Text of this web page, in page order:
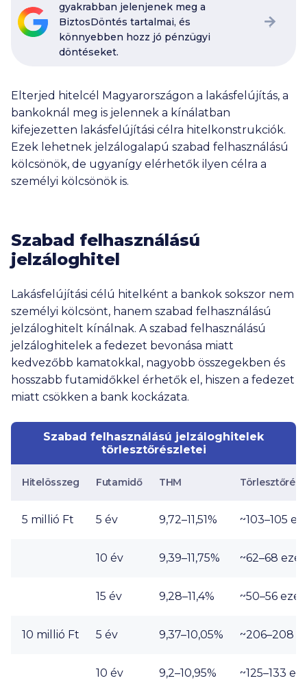
gyakrabban jelenjenek meg a
BiztosDöntés tartalmai, és
könnyebben hozz jó pénzügyi
döntéseket.
Elterjed hitelcél Magyarországon a lakásfelújítás, a
bankoknál meg is jelennek a kínálatban
kifejezetten lakásfelújítási célra hitelkonstrukciók.
Ezek lehetnek jelzálogalapú szabad felhasználású
kölcsönök, de ugyanígy elérhetők ilyen célra a
személyi kölcsönök is.
Szabad felhasználású
jelzáloghitel
Lakásfelújítási célú hitelként a bankok sokszor nem
személyi kölcsönt, hanem szabad felhasználású
jelzáloghitelt kínálnak. A szabad felhasználású
jelzáloghitelek a fedezet bevonása miatt
kedvezőbb kamatokkal, nagyobb összegekben és
hosszabb futamidőkkel érhetők el, hiszen a fedezet
miatt csökken a bank kockázata.
Szabad felhasználású jelzáloghitelek
törlesztőrészletei
Hitelösszeg Futamidő THM
5 millió Ft 5 év 9,72–11,51% ~103–105
10 év 9,39–11,75% ~62–68
15 év 9,28–11,4% ~50–56
10 millió Ft 5 év 9,37–10,05% ~206–208
10 év 9,2–10,95% ~125–133